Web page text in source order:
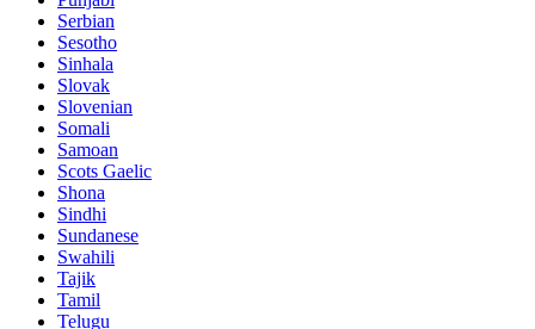
Serbian
Sesotho
Sinhala
Slovak
Slovenian
Somali
Samoan
Scots Gaelic
Shona
Sindhi
Sundanese
Swahili
Tajik
Tamil
Telugu